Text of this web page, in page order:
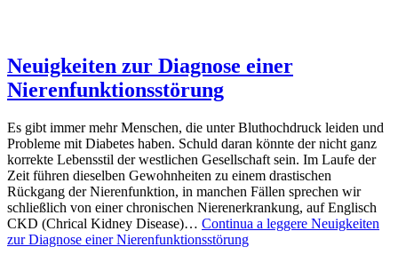
Neuigkeiten zur Diagnose einer
Nierenfunktionsstörung
Es gibt immer mehr Menschen, die unter Bluthochdruck leiden und
Probleme mit Diabetes haben. Schuld daran könnte der nicht ganz
korrekte Lebensstil der westlichen Gesellschaft sein. Im Laufe der
Zeit führen dieselben Gewohnheiten zu einem drastischen
Rückgang der Nierenfunktion, in manchen Fällen sprechen wir
schließlich von einer chronischen Nierenerkrankung, auf Englisch
CKD (Chrical Kidney Disease)… Continua a leggere Neuigkeiten
zur Diagnose einer Nierenfunktionsstörung